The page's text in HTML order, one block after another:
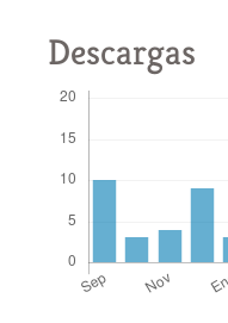
Descargas